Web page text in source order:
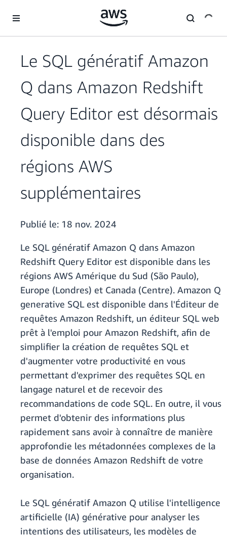
Le SQL génératif Amazon
Q dans Amazon Redshift
Query Editor est désormais
disponible dans des
régions AWS
supplémentaires
Publié le: 18 nov. 2024
Le SQL génératif Amazon Q dans Amazon
Redshift Query Editor est disponible dans les
régions AWS Amérique du Sud (São Paulo),
Europe (Londres) et Canada (Centre). Amazon Q
generative SQL est disponible dans l'Éditeur de
requêtes Amazon Redshift, un éditeur SQL web
prêt à l'emploi pour Amazon Redshift, afin de
simplifier la création de requêtes SQL et
d'augmenter votre productivité en vous
permettant d'exprimer des requêtes SQL en
langage naturel et de recevoir des
recommandations de code SQL. En outre, il vous
permet d'obtenir des informations plus
rapidement sans avoir à connaître de manière
approfondie les métadonnées complexes de la
base de données Amazon Redshift de votre
organisation.
Le SQL génératif Amazon Q utilise l'intelligence
artificielle (IA) générative pour analyser les
intentions des utilisateurs, les modèles de